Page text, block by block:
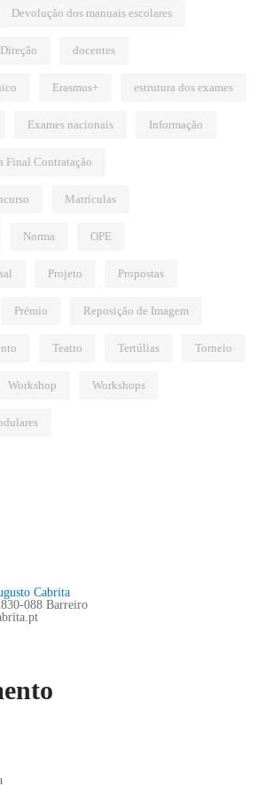
Devolução dos manuais escolares
Direção docentes
Erasmus+ estrutura dos exames
Exames nacionais Informação
Final Contratação
Matrículas
Norma OPE
Projeto Propostas
Prémio Reposição de Imagem
Teatro Tertúlias Torneio
Workshop Workshops
Cabrita
088 Barreiro